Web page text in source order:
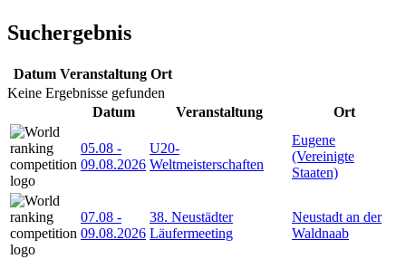
Suchergebnis
Datum Veranstaltung Ort
Keine Ergebnisse gefunden
Datum
Veranstaltung Ort
05.08 -
09.08.2026
U20-
Weltmeisterschaften
Eugene
(Vereinigte
Staaten)
07.08 -
09.08.2026
38. Neustädter
Läufermeeting
Neustadt an der
Waldnaab